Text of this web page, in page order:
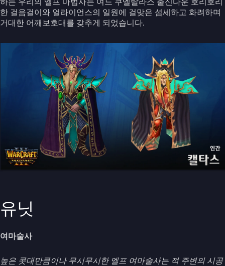
한 걸음걸이와 얼라이언스의 일원에 걸맞은 섬세하고 화려하며
거대한 어깨보호대를 갖추게 되었습니다.
유닛
여마술사
높은 콧대만큼이나 무시무시한 엘프 여마술사는 적 주변의 시공